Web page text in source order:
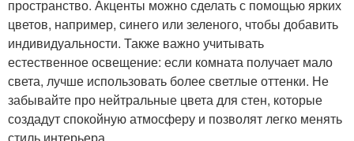
пространство. Акценты можно сделать с помощью ярких
цветов, например, синего или зеленого, чтобы добавить
индивидуальности. Также важно учитывать
естественное освещение: если комната получает мало
света, лучше использовать более светлые оттенки. Не
забывайте про нейтральные цвета для стен, которые
создадут спокойную атмосферу и позволят легко менять